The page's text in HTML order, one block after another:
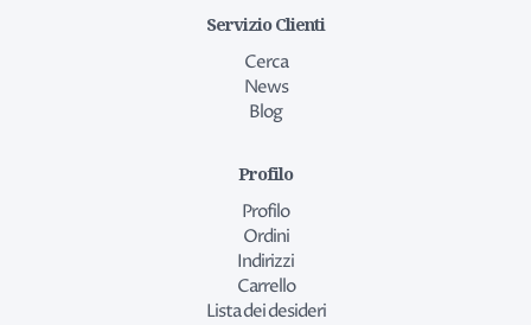
Servizio Clienti
Cerca
News
Blog
Profilo
Profilo
Ordini
Indirizzi
Carrello
Lista dei desideri